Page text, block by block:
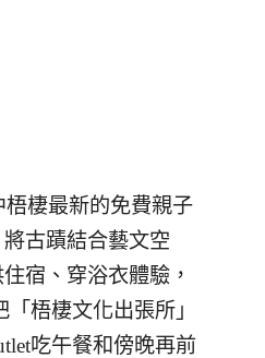
棲最新的免費親子
古蹟結合藝文空
宿、穿浴衣體驗，
梧棲文化出張所」
吃午餐和傍晚再前